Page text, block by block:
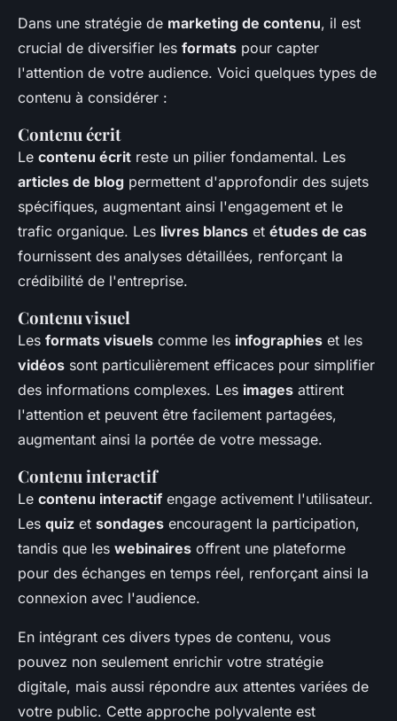
Dans une stratégie de marketing de contenu, il est
crucial de diversifier les formats pour capter
l'attention de votre audience. Voici quelques types de
contenu à considérer :
Contenu écrit
Le contenu écrit reste un pilier fondamental. Les
articles de blog permettent d'approfondir des sujets
spécifiques, augmentant ainsi l'engagement et le
trafic organique. Les livres blancs et études de cas
fournissent des analyses détaillées, renforçant la
crédibilité de l'entreprise.
Contenu visuel
Les formats visuels comme les infographies et les
vidéos sont particulièrement efficaces pour simplifier
des informations complexes. Les images attirent
l'attention et peuvent être facilement partagées,
augmentant ainsi la portée de votre message.
Contenu interactif
Le contenu interactif engage activement l'utilisateur.
Les quiz et sondages encouragent la participation,
tandis que les webinaires offrent une plateforme
pour des échanges en temps réel, renforçant ainsi la
connexion avec l'audience.
En intégrant ces divers types de contenu, vous
pouvez non seulement enrichir votre stratégie
digitale, mais aussi répondre aux attentes variées de
votre public. Cette approche polyvalente est